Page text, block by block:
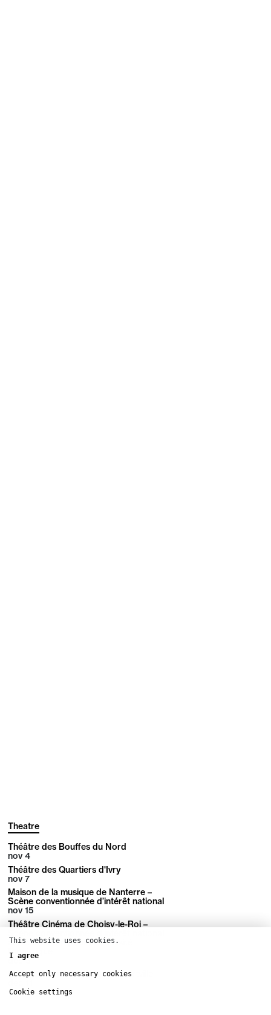
Theatre
Théâtre des Bouffes du Nord
nov 4
Théâtre des Quartiers d'Ivry
nov 7
Maison de la musique de Nanterre –
Scène conventionnée d’intérêt national
nov 15
Théâtre Cinéma de Choisy-le-Roi –
art et création pour la diversité
linguistique
dec3
Le POC Scène artistique d’Alfortville
This website uses cookies.
I agree
Accept only necessary cookies
Cookie settings